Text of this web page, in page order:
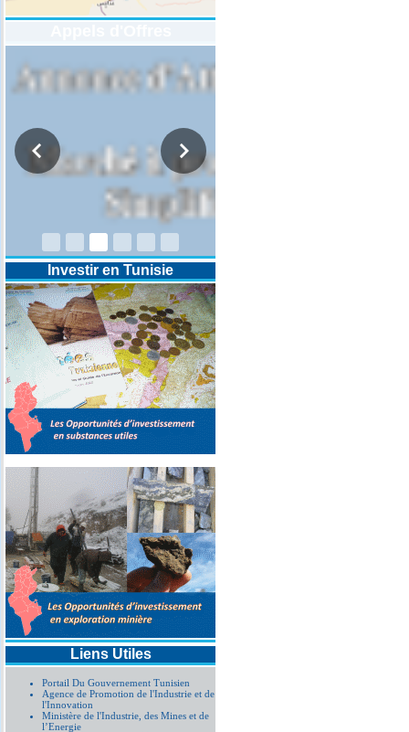
DESIGNATION D’UN REVISEUR
COMPTABLE POUR LES
EXERCICES 2025-2026-2027
Investir en Tunisie
Liens Utiles
Portail Du Gouvernement Tunisien
Agence de Promotion de l'Industrie et de
l'Innovation
Ministère de l'Industrie, des Mines et de
l’Energie